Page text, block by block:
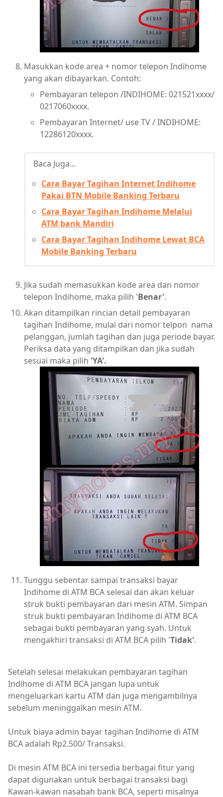
Masukkan kode area + nomor telepon Indihome
yang akan dibayarkan. Contoh:
Pembayaran telepon /INDIHOME: 021521xxxx/
0217060xxxx.
Pembayaran Internet/ use TV / INDIHOME:
12286120xxxx.
Baca Juga...
Cara Bayar Tagihan Internet Indihome
Pakai BTN Mobile Banking Terbaru
Cara Bayar Tagihan Indihome Melalui
ATM bank Mandiri
Cara Bayar Tagihan Indihome Lewat BCA
Mobile Banking Terbaru
Jika sudah memasukkan kode area dan nomor
telepon Indihome, maka pilih 'Benar'.
Akan ditampilkan rincian detail pembayaran
tagihan Indihome, mulai dari nomor telpon nama
pelanggan, jumlah tagihan dan juga periode bayar.
Periksa data yang ditampilkan dan jika sudah
sesuai maka pilih 'YA'.
Tunggu sebentar sampai transaksi bayar
Indihome di ATM BCA selesai dan akan keluar
struk bukti pembayaran dari mesin ATM. Simpan
struk bukti pembayaran Indihome di ATM BCA
sebagai bukti pembayaran yang syah. Untuk
mengakhiri transaksi di ATM BCA pilih 'Tidak'.
Setelah selesai melakukan pembayaran tagihan
Indihome di ATM BCA jangan lupa untuk
mengeluarkan kartu ATM dan juga mengambilnya
sebelum meninggalkan mesin ATM.
Untuk biaya admin bayar tagihan Indihome di ATM
BCA adalah Rp2.500/ Transaksi.
Di mesin ATM BCA ini tersedia berbagai fitur yang
dapat digunakan untuk berbagai transaksi bagi
Kawan-kawan nasabah bank BCA, seperti misalnya